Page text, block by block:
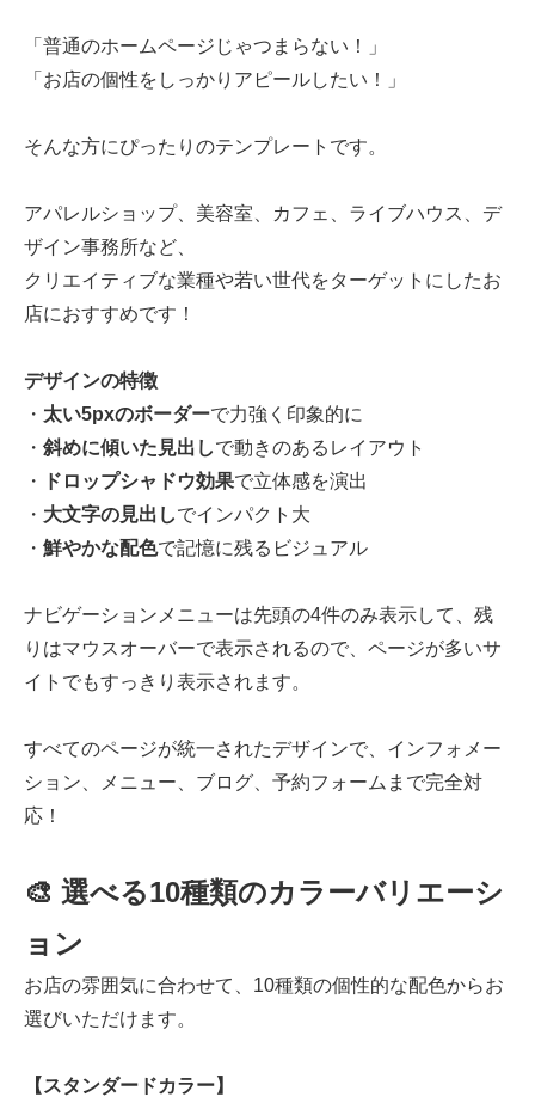
「普通のホームページじゃつまらない！」
「お店の個性をしっかりアピールしたい！」
そんな方にぴったりのテンプレートです。
アパレルショップ、美容室、カフェ、ライブハウス、デ
ザイン事務所など、
クリエイティブな業種や若い世代をターゲットにしたお
店におすすめです！
デザインの特徴
・ 太い5pxのボーダーで力強く印象的に
・ 斜めに傾いた見出しで動きのあるレイアウト
・
ドロップシャドウ効果で立体感を演出
・ 大文字の見出しでインパクト大
・ 鮮やかな配色で記憶に残るビジュアル
ナビゲーションメニューは先頭の4件のみ表示して、残
りはマウスオーバーで表示されるので、ページが多いサ
イトでもすっきり表示されます。
すべてのページが統一されたデザインで、インフォメー
ション、メニュー、ブログ、予約フォームまで完全対
応！
🎨 選べる10種類のカラーバリエーシ
ョン
お店の雰囲気に合わせて、10種類の個性的な配色からお
選びいただけます。
【スタンダードカラー】